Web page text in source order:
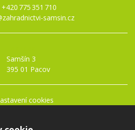
+420 775 351 710
samsin.cz
Samšín 3
395 01 Pacov
cookies